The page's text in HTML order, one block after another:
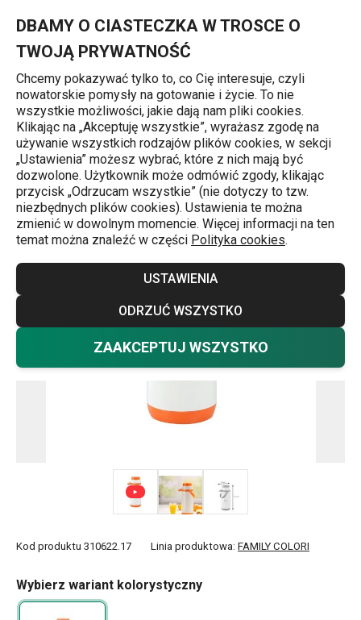
DBAMY O CIASTECZKA W TROSCE O
TWOJĄ PRYWATNOŚĆ
Chcemy pokazywać tylko to, co Cię interesuje, czyli
nowatorskie pomysły na gotowanie i życie. To nie
wszystkie możliwości, jakie dają nam pliki cookies.
Klikając na „Akceptuję wszystkie”, wyrażasz zgodę na
używanie wszystkich rodzajów plików cookies, w sekcji
„Ustawienia” możesz wybrać, które z nich mają być
dozwolone. Użytkownik może odmówić zgody, klikając
przycisk „Odrzucam wszystkie” (nie dotyczy to tzw.
niezbędnych plików cookies). Ustawienia te można
zmienić w dowolnym momencie. Więcej informacji na ten
temat można znaleźć w części Polityka cookies.
USTAWIENIA
ODRZUĆ WSZYSTKO
ZAAKCEPTUJ WSZYSTKO
Strona główna
Termos z pompką FAMILY COLORI
1,7 l, pomarańczowy
Kod produktu 310622.17 Linia produktowa: FAMILY COLORI
Wybierz wariant kolorystyczny